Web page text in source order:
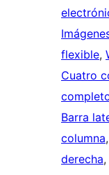
flexible,
Cuatro
Barra
columna,
derecha,